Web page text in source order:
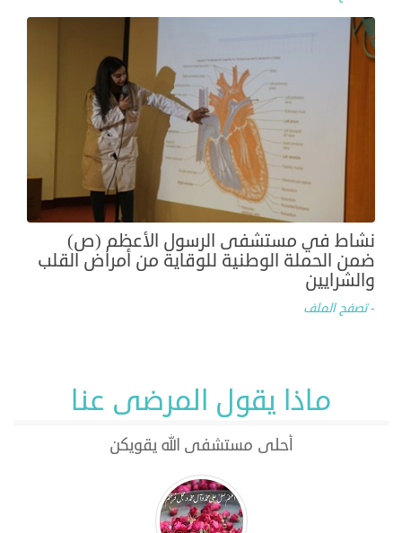
نشاط في مستشفى الرسول الأعظم (ص)
ضمن الحملة الوطنية للوقاية من أمراض القلب
والشرايين
- تصفح الملف
ماذا يقول المرضى عنا
أحلى مستشفى الله يقويكن